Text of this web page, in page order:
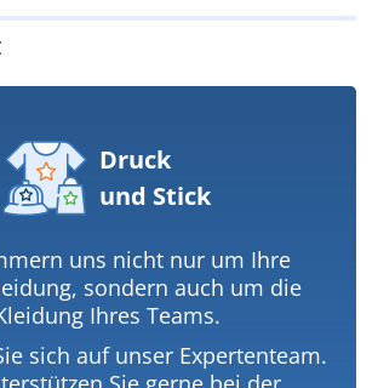
Druck
und Stick
uns nicht nur um Ihre
sondern auch um die
Ihres Teams.
sich auf unser Expertenteam.